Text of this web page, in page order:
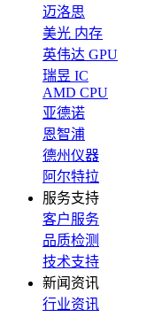
迈洛思
美光 内存
英伟达 GPU
瑞昱 IC
AMD CPU
亚德诺
恩智浦
德州仪器
阿尔特拉
服务支持
客户服务
品质检测
技术支持
新闻资讯
行业资讯